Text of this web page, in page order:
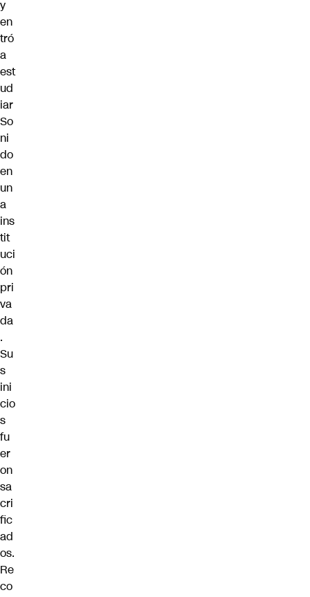
y
en
tró
a
est
ud
iar
So
ni
do
en
un
a
ins
tit
uci
ón
pri
va
da
.
Su
s
ini
cio
s
fu
er
on
sa
cri
fic
ad
os.
Re
co